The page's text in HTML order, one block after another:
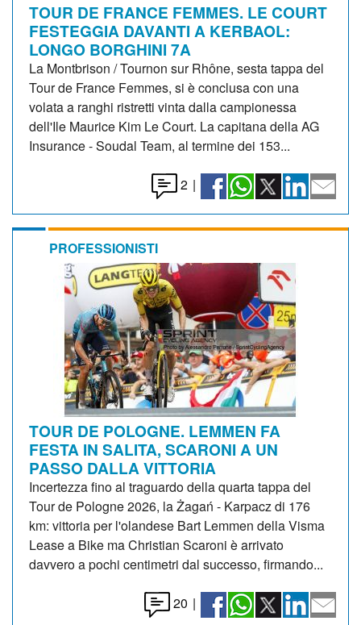
TOUR DE FRANCE FEMMES. LE COURT
FESTEGGIA DAVANTI A KERBAOL:
LONGO BORGHINI 7A
La Montbrison / Tournon sur Rhône, sesta tappa del
Tour de France Femmes, si è conclusa con una
volata a ranghi ristretti vinta dalla campionessa
dell'Ile Maurice Kim Le Court. La capitana della AG
Insurance - Soudal Team, al termine dei 153...
2 |
PROFESSIONISTI
TOUR DE POLOGNE. LEMMEN FA
FESTA IN SALITA, SCARONI A UN
PASSO DALLA VITTORIA
Incertezza fino al traguardo della quarta tappa del
Tour de Pologne 2026, la Żagań - Karpacz di 176
km: vittoria per l'olandese Bart Lemmen della Visma
Lease a Bike ma Christian Scaroni è arrivato
davvero a pochi centimetri dal successo, firmando...
20 |